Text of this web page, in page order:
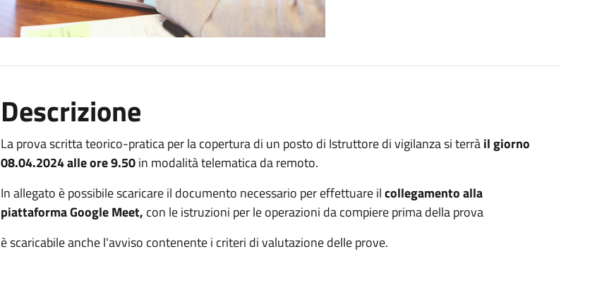
Descrizione
La prova scritta teorico-pratica per la copertura di un posto di Istruttore di vigilanza si terràil giorno
08.04.2024 alle ore 9.50in modalità telematica da remoto.
In allegato è possibile scaricare il documento necessario per effettuare ilcollegamento alla
piattaforma Google Meet, con le istruzioni per le operazioni da compiere prima della prova
è scaricabile anche l'avviso contenente i criteri di valutazione delle prove.